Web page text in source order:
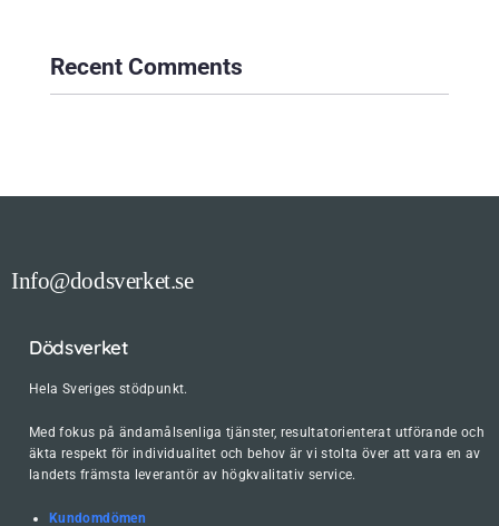
Recent Comments
Info@dodsverket.se
Dödsverket
Hela Sveriges stödpunkt.
Med fokus på ändamålsenliga tjänster, resultatorienterat utförande och
äkta respekt för individualitet och behov är vi stolta över att vara en av
landets främsta leverantör av högkvalitativ service.
Kundomdömen